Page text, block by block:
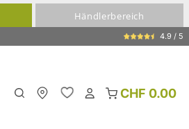
Händlerbereich
4.9 / 5
CHF 0.00